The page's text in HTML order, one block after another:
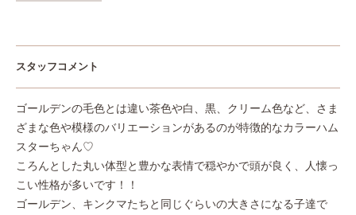
スタッフコメント
ゴールデンの毛色とは違い茶色や白、黒、クリーム色など、さま
ざまな色や模様のバリエーションがあるのが特徴的なカラーハム
スターちゃん♡
ころんとした丸い体型と豊かな表情で穏やかで頭が良く、人懐っ
こい性格が多いです！！
ゴールデン、キンクマたちと同じぐらいの大きさになる子達で